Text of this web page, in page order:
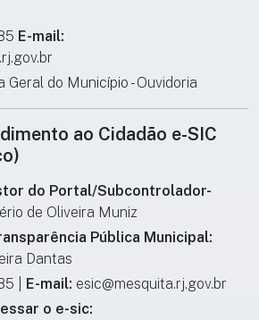
E-mail:
Geral do Município - Ouvidoria
ao Cidadão e-SIC
do Portal/Subcontrolador-
de Oliveira Muniz
Pública Municipal:
Dantas
| E-mail: esic@mesquita.rj.gov.br
o e-sic: